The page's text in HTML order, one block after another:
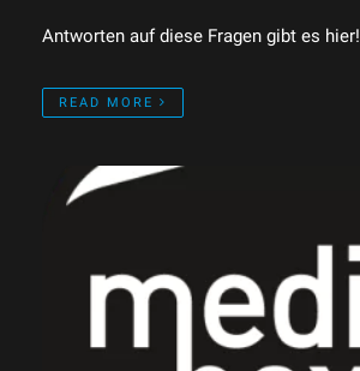
Antworten auf diese Fragen gibt es hier!
READ MORE